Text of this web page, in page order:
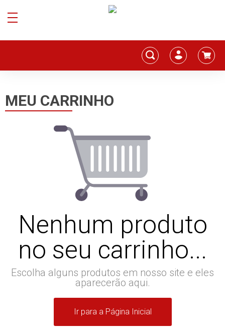
MEU CARRINHO
Nenhum produto
no seu carrinho...
Escolha alguns produtos em nosso site e eles
aparecerão aqui.
Ir para a Página Inicial